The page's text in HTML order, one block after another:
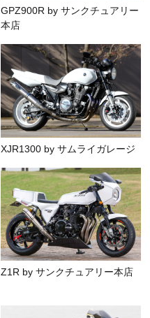
GPZ900R by サンクチュアリー
本店
XJR1300 by サムライガレージ
Z1R by サンクチュアリー本店